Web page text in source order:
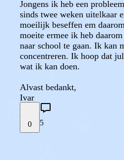
Jongens ik heb een
sinds twee weken uitelkaar
moeilijk beseffen em
moeite ermee ik heb
naar school te gaan. Ik kan
concentreren. Ik hoop dat
wat ik kan doen.
Alvast bedankt,
Ivar
0 5